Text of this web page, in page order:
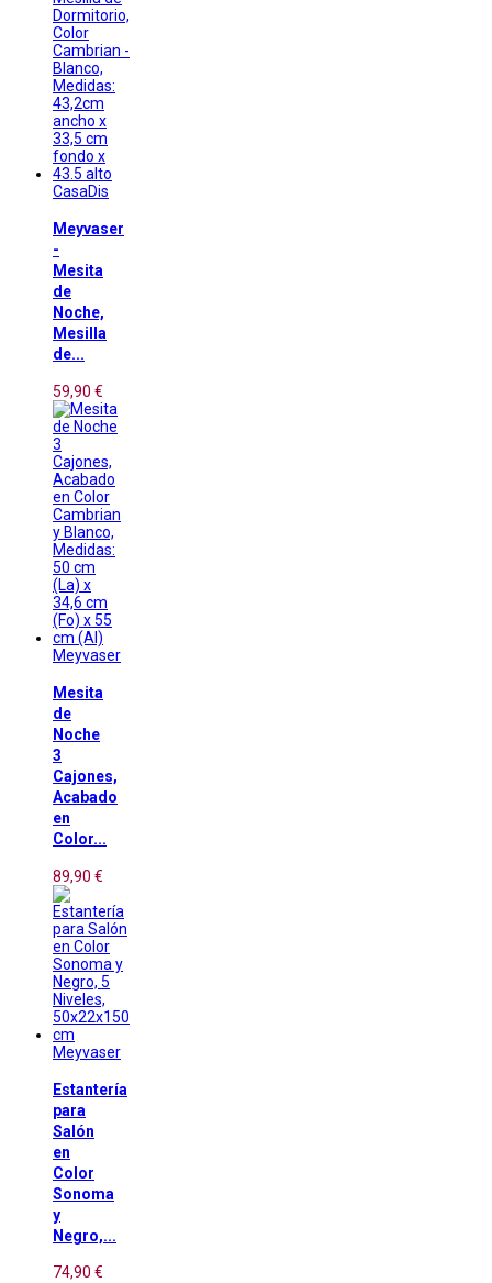
CasaDis
Meyvaser
-
Mesita
de
Noche,
Mesilla
de...
59,90 €
Meyvaser
Mesita
de
Noche
3
Cajones,
Acabado
en
Color...
89,90 €
Meyvaser
Estantería
para
Salón
en
Color
Sonoma
y
Negro,...
74,90 €